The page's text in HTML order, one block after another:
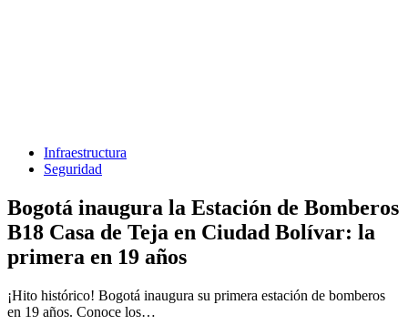
Infraestructura
Seguridad
Bogotá inaugura la Estación de Bomberos
B18 Casa de Teja en Ciudad Bolívar: la
primera en 19 años
¡Hito histórico! Bogotá inaugura su primera estación de bomberos
en 19 años. Conoce los…